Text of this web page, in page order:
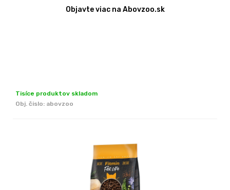
Objavte viac na Abovzoo.sk
Tisíce produktov skladom
Obj. čislo: abovzoo